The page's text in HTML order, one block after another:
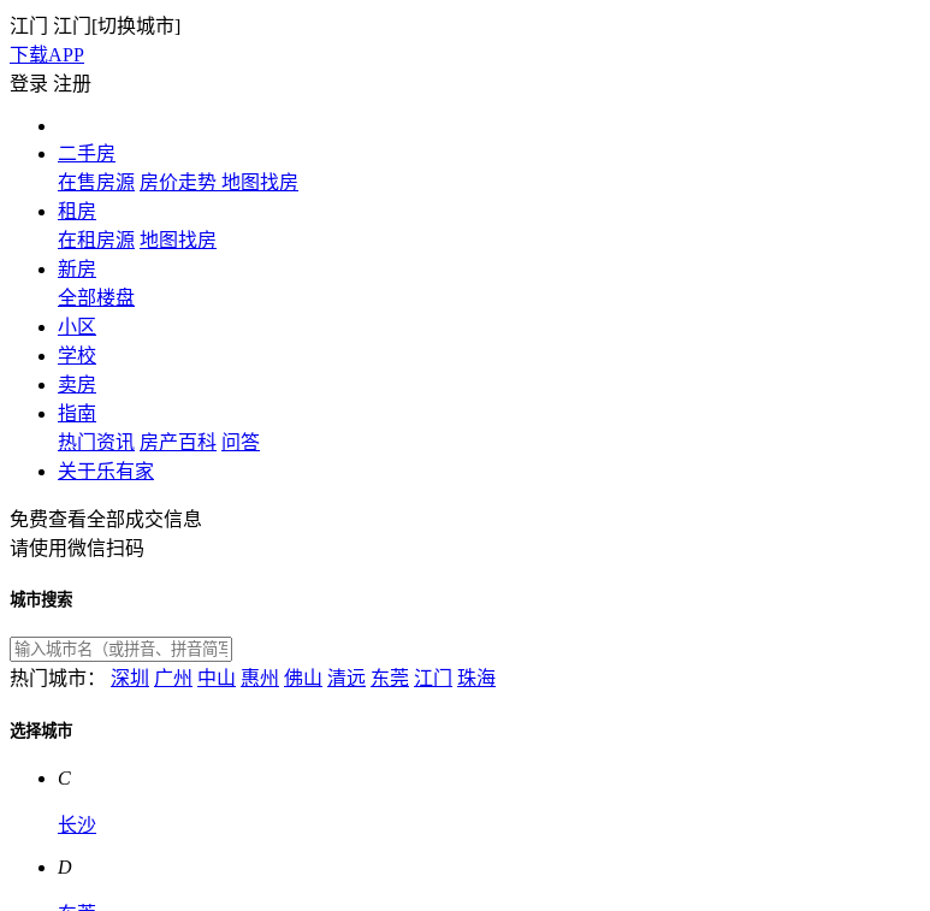
江门 江门[切换城市]
下载APP
登录 注册
二手房
在售房源 房价走势 地图找房
租房
在租房源 地图找房
新房
全部楼盘
小区
学校
卖房
指南
热门资讯 房产百科 问答
关于乐有家
免费查看全部成交信息
请使用微信扫码
城市搜索
热门城市： 深圳 广州 中山 惠州 佛山 清远 东莞 江门 珠海
选择城市
C
长沙
D